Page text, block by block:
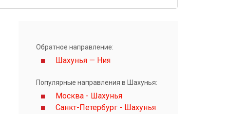
Обратное направление:
Шахунья — Ния
Популярные направления в Шахунья:
Москва - Шахунья
Санкт-Петербург - Шахунья